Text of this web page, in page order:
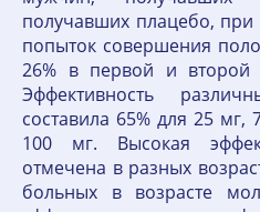
получавших плацебо,
попыток совершения
26% в первой и второй
Эффективность
составила 65% для 25 мг,
100 мг. Высокая
отмечена в разных
больных в возрасте